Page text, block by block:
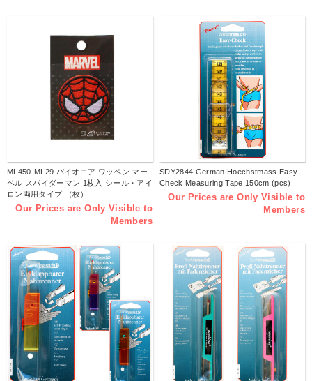
ML450-ML29 パイオニア ワッペン マー
ベル スパイダーマン 1枚入 シール・アイ
ロン両用タイプ （枚）
Our Prices are Only Visible to
Members
SDY2844 German Hoechstmass Easy-
Check Measuring Tape 150cm (pcs)
Our Prices are Only Visible to
Members